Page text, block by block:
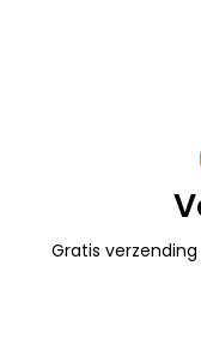
Gratis